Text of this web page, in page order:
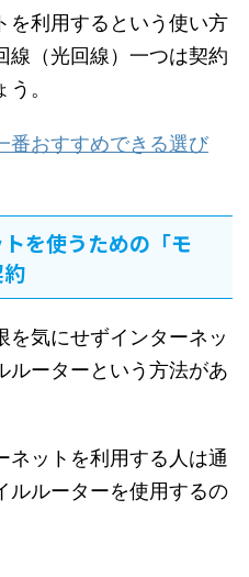
を利用するという使い方
線（光回線）一つは契約
。
番おすすめできる選び
を使うための「モ
を気にせずインターネッ
ルーターという方法があ
ネットを利用する人は通
ルルーターを使用するの